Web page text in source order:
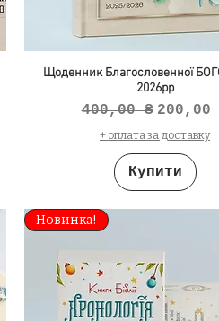
Щоденник Благословенної
2026рр
Звичайна ціна
400,00 ₴ За
200,00
+ оплата за доставку
Купити
Новинка!